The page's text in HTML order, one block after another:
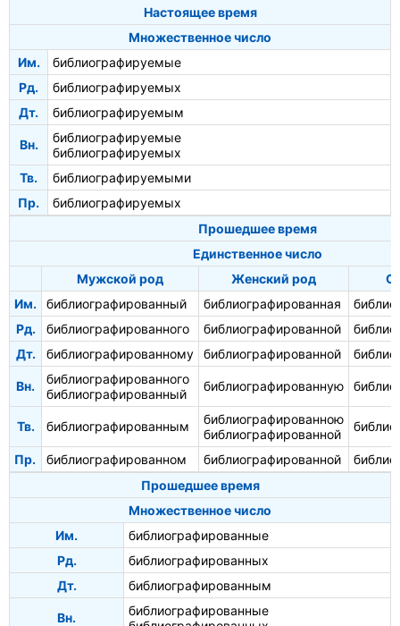
Настоящее время
Множественное число
Им.
библиографируемые
Рд.
библиографируемых
Дт.
библиографируемым
Вн.
библиографируемые
библиографируемых
Тв.
библиографируемыми
Пр.
библиографируемых
Прошедшее время
Единственное число
Мужской род
Женский род
Им.
библиографированный библиографированная
Рд.
библиографированного библиографированной
Дт.
библиографированному библиографированной
Вн.
библиографированного
библиографированный
библиографированную
Тв. библиографированным
библиографированною
библиографированной
Пр. библиографированном библиографированной
Прошедшее время
Множественное число
Им.
библиографированные
Рд.
библиографированных
Дт.
библиографированным
Вн.
библиографированные